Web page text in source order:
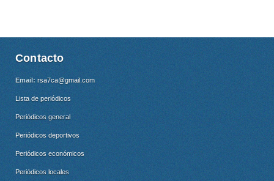
Contacto
Email: rsa7ca@gmail.com
Lista de periódicos
Periódicos general
Periódicos deportivos
Periódicos económicos
Periódicos locales